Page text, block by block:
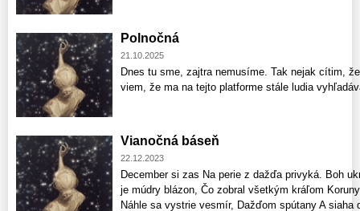
Polnočná
21.10.2025
Dnes tu sme, zajtra nemusíme. Tak nejak cítim,
viem, že ma na tejto platforme stále ludia
Vianočná báseň
22.12.2023
December si zas Na perie z dažďa privyká. Boh
je múdry blázon, Čo zobral všetkým kráľom
Náhle sa vystrie vesmír, Dažďom spútany A